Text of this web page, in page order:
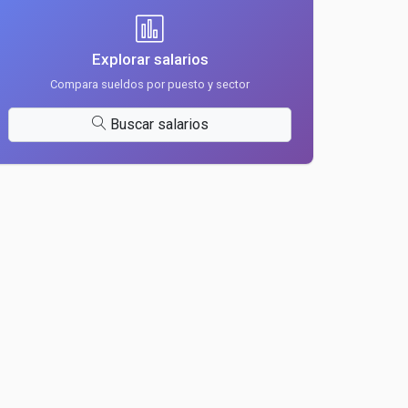
Explorar salarios
Compara sueldos por puesto y sector
Buscar salarios